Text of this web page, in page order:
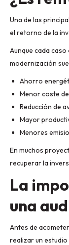
Una de las
el retorno de la
Aunque cada
modernización
Ahorro
Menor coste
Reducción de
Mayor
Menores
En muchos
recuperar la
La
una
Antes de
realizar un